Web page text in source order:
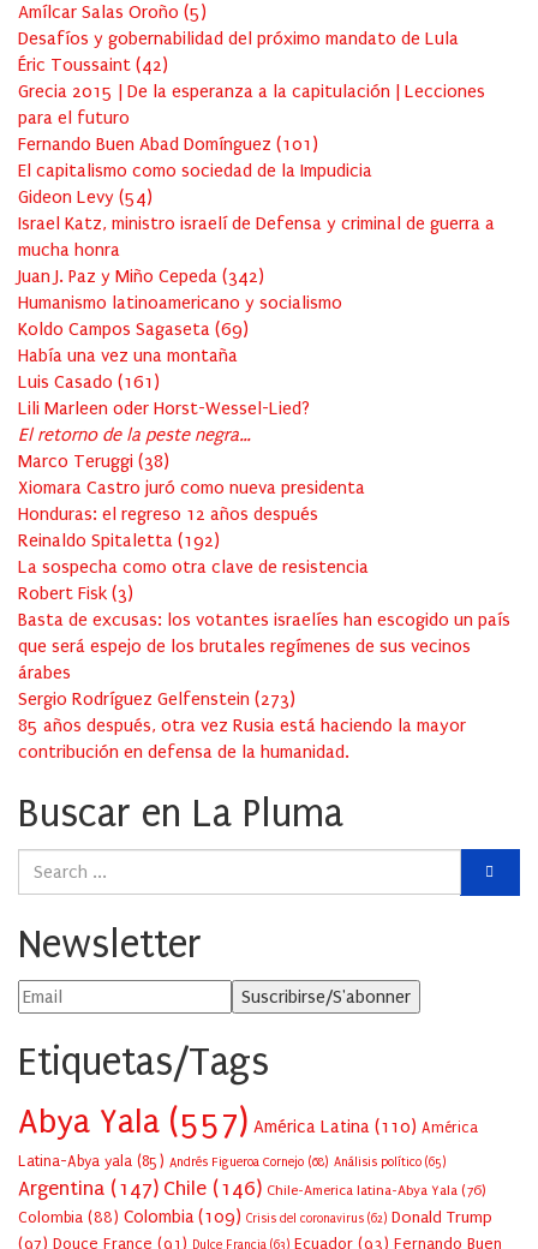
Amílcar Salas Oroño (5)
Desafíos y gobernabilidad del próximo mandato de Lula
Éric Toussaint (42)
Grecia 2015 | De la esperanza a la capitulación | Lecciones
para el futuro
Fernando Buen Abad Domínguez (101 )
El capitalismo como sociedad de la Impudicia
Gideon Levy (54)
Israel Katz, ministro israelí de Defensa y criminal de guerra a
mucha honra
Juan J. Paz y Miño Cepeda (342)
Humanismo latinoamericano y socialismo
Koldo Campos Sagaseta (69)
Había una vez una montaña
Luis Casado (161 )
Lili Marleen oder Horst-Wessel-Lied?
El retorno de la peste negra…
Marco Teruggi (38)
Xiomara Castro juró como nueva presidenta
Honduras: el regreso 12 años después
Reinaldo Spitaletta (192)
La sospecha como otra clave de resistencia
Robert Fisk (3)
Basta de excusas: los votantes israelíes han escogido un país
que será espejo de los brutales regímenes de sus vecinos
árabes
Sergio Rodríguez Gelfenstein (273)
85 años después, otra vez Rusia está haciendo la mayor
contribución en defensa de la humanidad.
Buscar en La Pluma
Newsletter
Etiquetas/Tags
Abya Yala (557) América Latina (110) América
Latina-Abya yala (85) Andrés Figueroa Cornejo (68) Análisis político (65)
Argentina (147) Chile (146) Chile-America latina-Abya Yala (76)
Colombia (88) Colombia(109) Crisis del coronavirus (62) Donald Trump
(97) Douce France (91) Dulce Francia (63) Ecuador (93) Fernando Buen